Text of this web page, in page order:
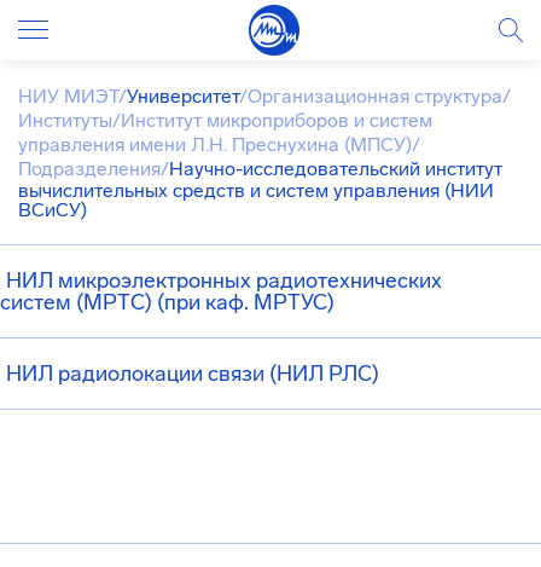
НИУ МИЭТ/Университет/Организационная структура/
Институты/Институт микроприборов и систем
управления имени Л.Н. Преснухина (МПСУ)/
Подразделения/Научно-исследовательский институт
вычислительных средств и систем управления (НИИ
ВСиСУ)
НИЛ микроэлектронных радиотехнических
систем (МРТС) (при каф. МРТУС)
НИЛ радиолокации связи (НИЛ РЛС)